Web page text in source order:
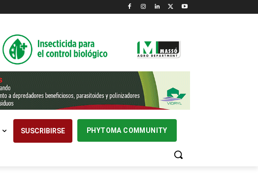
SUSCRIBIRSE PHYTOMA COMMUNITY